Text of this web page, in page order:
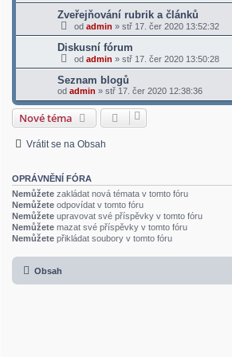
Zveřejňování rubrik a článků
od admin » stř 17. čer 2020 13:52:32
Diskusní fórum
od admin » stř 17. čer 2020 13:50:28
Seznam blogů
od admin » stř 17. čer 2020 12:38:36
Nové téma
Vrátit se na Obsah
OPRÁVNĚNÍ FÓRA
Nemůžete zakládat nová témata v tomto fóru
Nemůžete odpovídat v tomto fóru
Nemůžete upravovat své příspěvky v tomto fóru
Nemůžete mazat své příspěvky v tomto fóru
Nemůžete přikládat soubory v tomto fóru
Obsah